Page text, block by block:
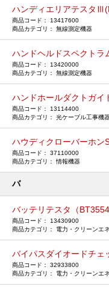
ハンディエリアテスタ
13417600
無線測定機器
ハンドヘルドスペクトラ
13420000
無線測定機器
ハンドホールダクトガイ
13114400
光ケーブル工事機
ハウディクローバーホン
37110000
情報機器
バ
バッテリテスタ（
13430900
電力・クリーンエ
バイパスダイオードチェ
32933800
電力・クリーンエ